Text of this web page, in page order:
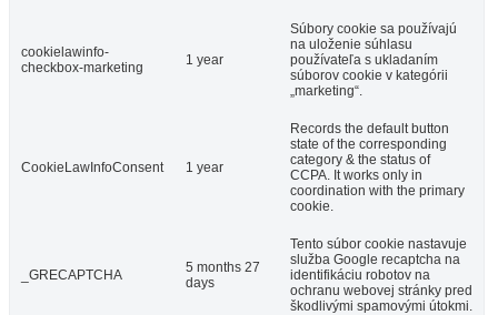
cookielawinfo-
checkbox-marketing
1 year
Súbory cookie sa používajú
na uloženie súhlasu
používateľa s ukladaním
súborov cookie v kategórii
„marketing“.
CookieLawInfoConsent 1 year
Records the default button
state of the corresponding
category & the status of
CCPA. It works only in
coordination with the primary
cookie.
_GRECAPTCHA
5 months 27
days
Tento súbor cookie nastavuje
služba Google recaptcha na
identifikáciu robotov na
ochranu webovej stránky pred
škodlivými spamovými útokmi.